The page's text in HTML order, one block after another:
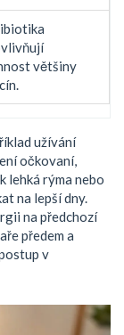
většiny
užívání
očkovaní,
lehká rýma nebo
na lepší dny.
na předchozí
předem a
v